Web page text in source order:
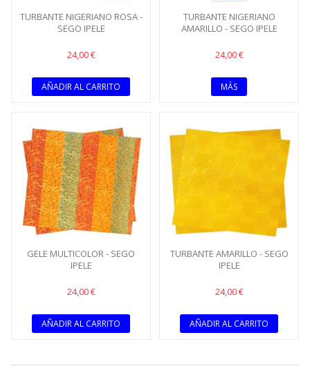
TURBANTE NIGERIANO ROSA -
SEGO IPELE
24,00 €
AÑADIR AL CARRITO
TURBANTE NIGERIANO
AMARILLO - SEGO IPELE
24,00 €
MÁS
GELE MULTICOLOR - SEGO
IPELE
24,00 €
AÑADIR AL CARRITO
TURBANTE AMARILLO - SEGO
IPELE
24,00 €
AÑADIR AL CARRITO